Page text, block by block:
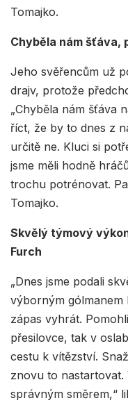
Tomajko.
Chyběla nám šťáva,
Jeho svěřencům už
drajv, protože
„Chyběla nám šťáva
říct, že by to dnes z
určitě ne. Kluci si
jsme měli hodně
trochu potrénovat.
Tomajko.
Skvělý týmový
Furch
„Dnes jsme podali
výborným gólmanem
zápas vyhrát.
přesilovce, tak v
cestu k vítězství.
znovu to nastartovat.
správným směrem,“